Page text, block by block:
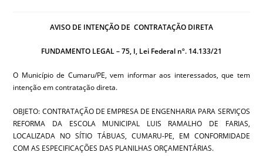
AVISO DE INTENÇÃO DE CONTRATAÇÃO DIRETA
FUNDAMENTO LEGAL – 75, I, Lei Federal nº. 14.133/21
O Município de Cumaru/PE, vem informar aos interessados, que tem
intenção em contratação direta.
OBJETO: CONTRATAÇÃO DE EMPRESA DE ENGENHARIA PARA SERVIÇOS
REFORMA DA ESCOLA MUNICIPAL LUIS RAMALHO DE FARIAS,
LOCALIZADA NO SÍTIO TÁBUAS, CUMARU-PE, EM CONFORMIDADE
COM AS ESPECIFICAÇÕES DAS PLANILHAS ORÇAMENTÁRIAS.